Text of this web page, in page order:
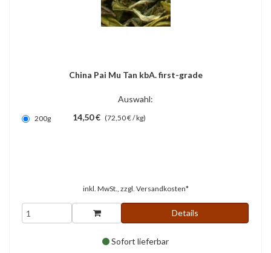
China Pai Mu Tan kbA. first-grade
Auswahl:
200g 14,50 € (72,50 € / kg)
inkl. MwSt., zzgl. Versandkosten*
Details
Sofort lieferbar